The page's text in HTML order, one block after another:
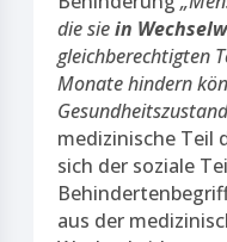
die siein
gleichberechtigten
Monate hindern
medizinische Teil
sich der soziale
aus der